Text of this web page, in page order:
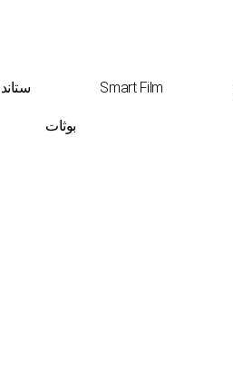
Smart Film
بوثات